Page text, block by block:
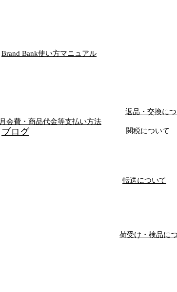
Brand Bank使い方マニュアル
返品・交換に
月会費・商品代金等支払い方法
​ブログ 関税について
転送について
荷受け・検品に